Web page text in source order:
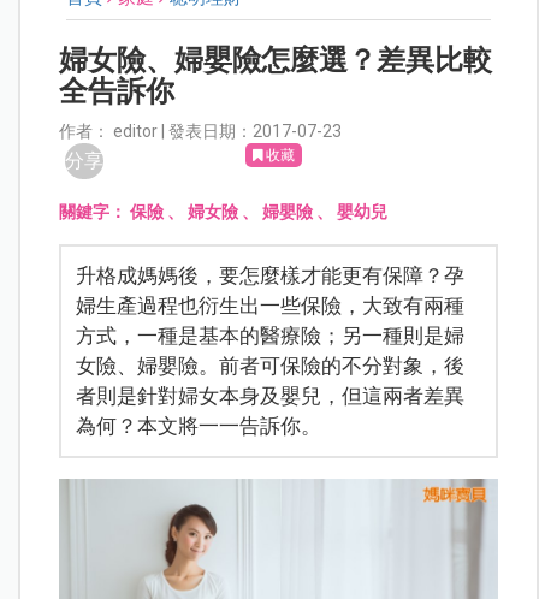
婦女險、婦嬰險怎麼選？差異比較
全告訴你
作者： editor | 發表日期：2017-07-23
分享 收藏
關鍵字：保險 、婦女險 、婦嬰險 、嬰幼兒
升格成媽媽後，要怎麼樣才能更有保障？孕
婦生產過程也衍生出一些保險，大致有兩種
方式，一種是基本的醫療險；另一種則是婦
女險、婦嬰險。前者可保險的不分對象，後
者則是針對婦女本身及嬰兒，但這兩者差異
為何？本文將一一告訴你。